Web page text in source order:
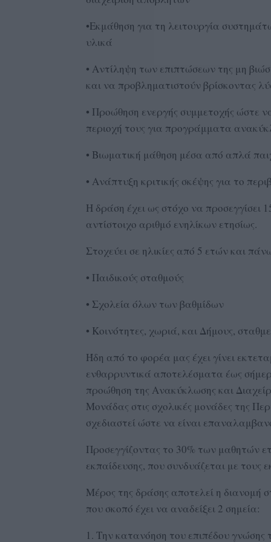
•Εκμάθηση για τη λειτουργία
υλικά
• Αντίληψη των επιπτώσεων της μη
και να προβληματιστούν βρίσκοντας
• Προώθηση ενεργής συμμετοχής ώστε
περιοχή τους για προγράμματα
• Βιωματική μάθηση μέσα από απλά
• Ανάπτυξη κριτικής σκέψης για το
Η δράση έχει ως στόχο να προσεγγίσει
αντίστοιχο αριθμό ενηλίκων ετησίως.
Στοχεύει σε ηλικίες από 5 ετών και
• Παιδικούς σταθμούς
• Σχολεία όλων των βαθμίδων
• Κοινότητες, χωριά, και Δήμους,
Ήδη από το φορέα μας έχει γίνει
ενθαρρυντικά αποτελέσματα έως
προώθηση της Ανακύκλωσης και
Μονάδας στις σχολικές μονάδες της
σχεδιαστεί ώστε να είναι
Προσεγγίζοντας το 30% των μαθητών
εκπαίδευσης, που συνδυάζεται με τους
Μέρος της δράσης αποτελεί η διανομή
που σκοπό έχει να αναδείξει 2 σημεία:
1. Την κατανόηση του επιπέδου γνώσης